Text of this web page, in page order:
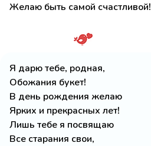
Желаю быть самой счастливой!
Я дарю тебе, родная,
Обожания букет!
В день рождения желаю
Ярких и прекрасных лет!
Лишь тебе я посвящаю
Все старания свои,